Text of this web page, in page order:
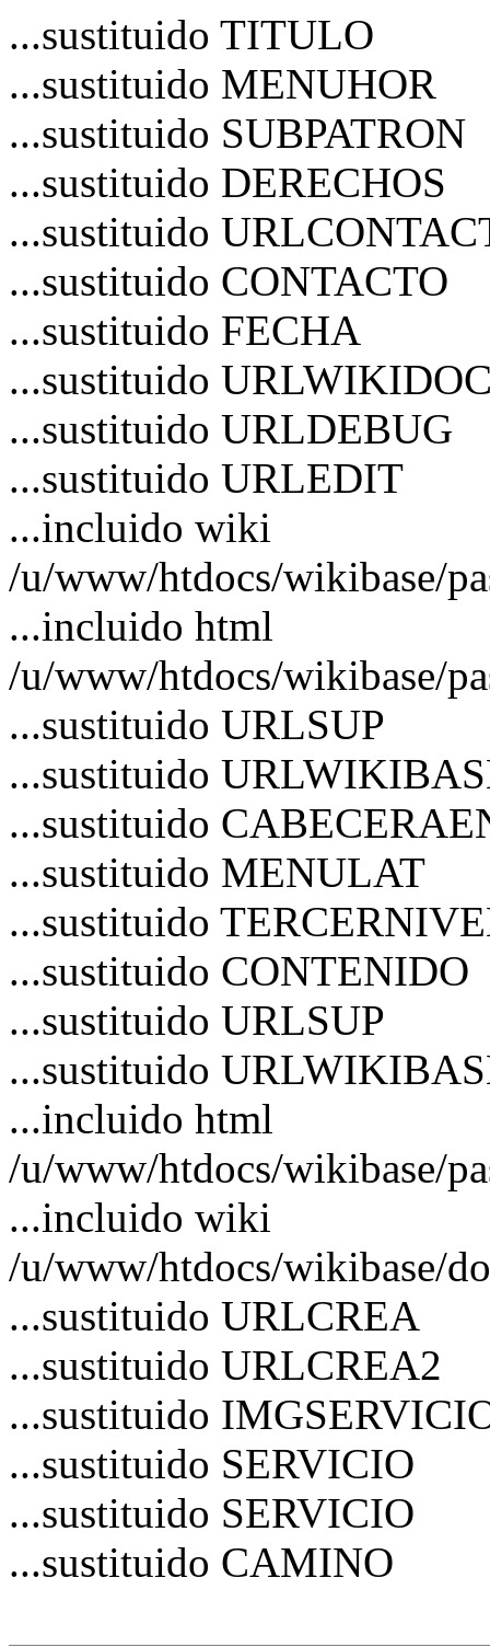
...sustituido TITULO
...sustituido MENUHOR
...sustituido SUBPATRON
...sustituido DERECHOS
...sustituido
...sustituido CONTACTO
...sustituido FECHA
...sustituido
...sustituido URLDEBUG
...sustituido URLEDIT
...incluido wiki
/u/www/htdocs/wikibase/
...incluido html
/u/www/htdocs/wikibase/
...sustituido URLSUP
...sustituido
...sustituido
...sustituido MENULAT
...sustituido
...sustituido CONTENIDO
...sustituido URLSUP
...sustituido
...incluido html
/u/www/htdocs/wikibase/
...incluido wiki
/u/www/htdocs/wikibase/
...sustituido URLCREA
...sustituido URLCREA2
...sustituido
...sustituido SERVICIO
...sustituido SERVICIO
...sustituido CAMINO